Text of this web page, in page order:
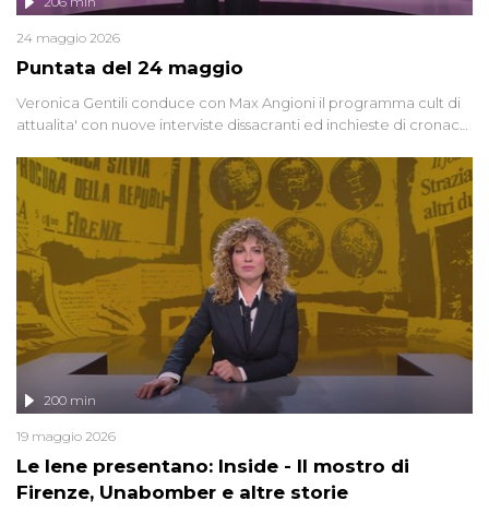
Puntata del 24 maggio
24 maggio 2026
Veronica Gentili conduce con Max Angioni il programma cult di
attualita' con nuove interviste dissacranti ed inchieste di cronaca
Le Iene presentano: Inside - Il mostro di
Firenze, Unabomber e altre storie
200 min
19 maggio 2026